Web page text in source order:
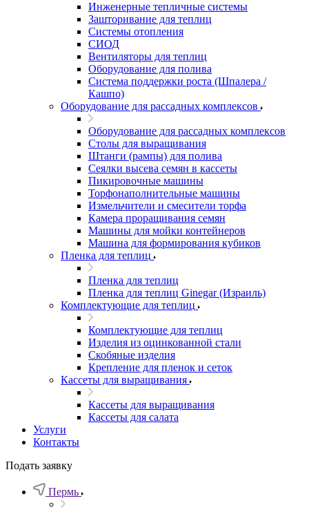
Инженерные тепличные системы
Зашторивание для теплиц
Системы отопления
СИОД
Вентиляторы для теплиц
Оборудование для полива
Система поддержки роста (Шпалера /
Кашпо)
Оборудование для рассадных комплексов
Оборудование для рассадных комплексов
Столы для выращивания
Штанги (рампы) для полива
Сеялки высева семян в кассеты
Пикировочные машины
Торфонаполнительные машины
Измельчители и смесители торфа
Камера проращивания семян
Машины для мойки контейнеров
Машина для формирования кубиков
Пленка для теплиц
Пленка для теплиц
Пленка для теплиц Ginegar (Израиль)
Комплектующие для теплиц
Комплектующие для теплиц
Изделия из оцинкованной стали
Скобяные изделия
Крепление для пленок и сеток
Кассеты для выращивания
Кассеты для выращивания
Кассеты для салата
Услуги
Контакты
Подать заявку
Пермь